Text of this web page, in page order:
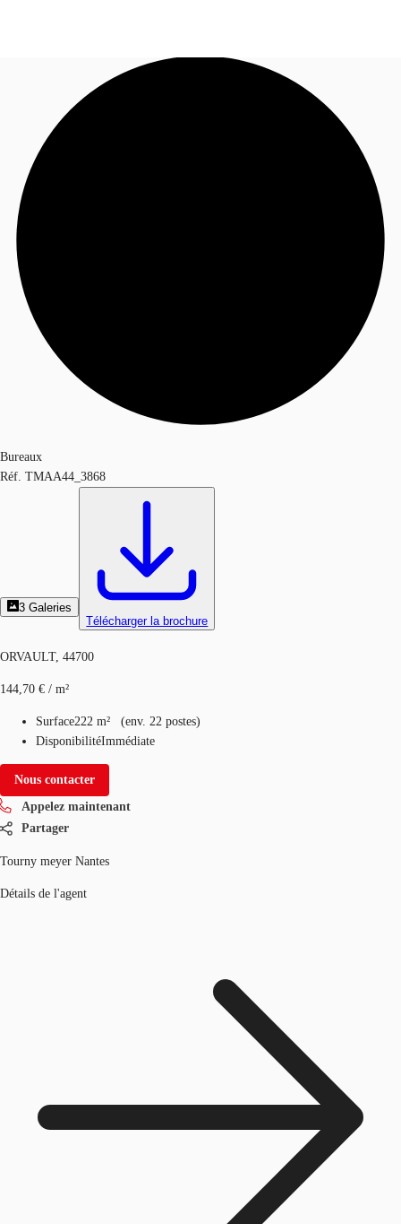
Blog
Données marchés
Appelez maintenant
Bureaux
Réf. TMAA44_3868
3 Galeries
Télécharger la brochure
ORVAULT, 44700
144,70 € / m²
Surface222 m² (env. 22 postes)
DisponibilitéImmédiate
Nous contacter
Appelez maintenant
Partager
Tourny meyer Nantes
Détails de l'agent